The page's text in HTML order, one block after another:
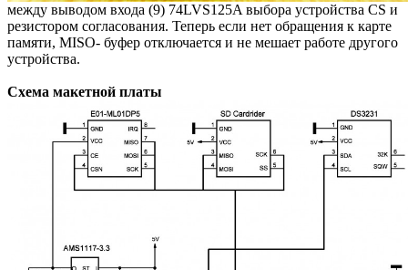
между выводом входа (9) 74LVS125A выбора устройства CS и
резистором согласования. Теперь если нет обращения к карте
памяти, MISO- буфер отключается и не мешает работе другого
устройства.
Схема макетной платы